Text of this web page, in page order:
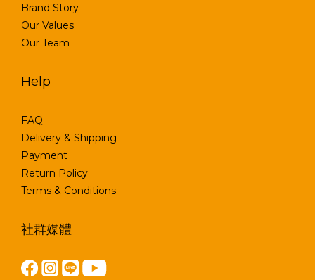
Brand Story
Our Values
Our Team
Help
FAQ
Delivery & Shipping
Payment
Return Policy
Terms & Conditions
社群媒體